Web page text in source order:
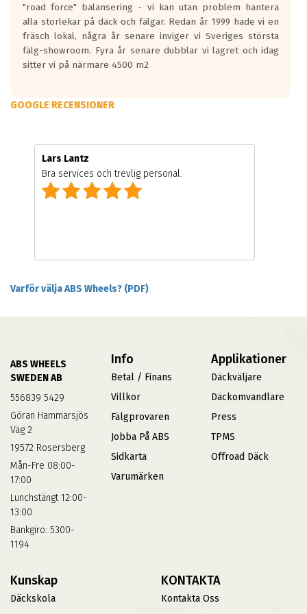
"road force" balansering - vi kan utan problem hantera
alla storlekar på däck och fälgar. Redan år 1999 hade vi en
fräsch lokal, några år senare inviger vi Sveriges största
fälg-showroom. Fyra år senare dubblar vi lagret och idag
sitter vi på närmare 4500 m2
GOOGLE RECENSIONER
Lars Lantz
Bra services och trevlig personal.
Varför välja ABS Wheels? (PDF)
ABS WHEELS
SWEDEN AB
556839 5429
Göran Hammarsjös
Väg 2
19572 Rosersberg
Mån-Fre 08:00-
17:00
Lunchstängt 12:00-
13:00
Bankgiro: 5300-
1194
Info
Betal / Finans
Villkor
Fälgprovaren
Jobba På ABS
Sidkarta
Varumärken
Applikationer
Däckväljare
Däckomvandlare
Press
TPMS
Offroad Däck
Kunskap
Däckskola
KONTAKTA
Kontakta Oss